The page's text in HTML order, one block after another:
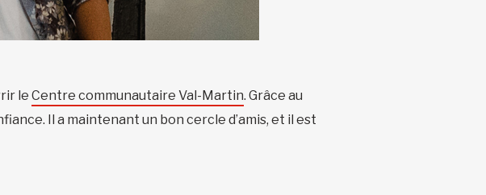
le Centre communautaire Val-Martin. Grâce au
Il a maintenant un bon cercle d’amis, et il est